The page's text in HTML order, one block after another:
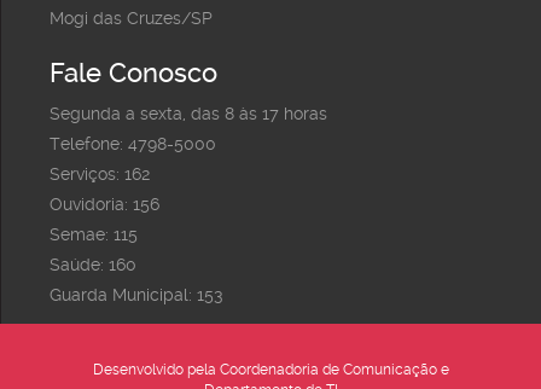
Mogi das Cruzes/SP
Fale Conosco
Segunda a sexta, das 8 às 17 horas
Telefone: 4798-5000
Serviços: 162
Ouvidoria: 156
Semae: 115
Saúde: 160
Guarda Municipal: 153
Desenvolvido pela Coordenadoria de Comunicação e